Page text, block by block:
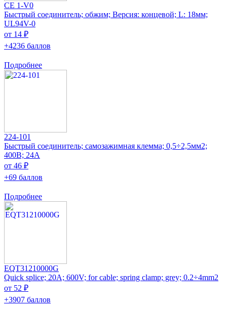
CE 1-V0
Быстрый соединитель; обжим; Версия: концевой; L: 18мм;
UL94V-0
от 14 ₽
+4236 баллов
Подробнее
224-101
Быстрый соединитель; самозажимная клемма; 0,5÷2,5мм2;
400В; 24А
от 46 ₽
+69 баллов
Подробнее
EQT31210000G
Quick splice; 20A; 600V; for cable; spring clamp; grey; 0.2÷4mm2
от 52 ₽
+3907 баллов